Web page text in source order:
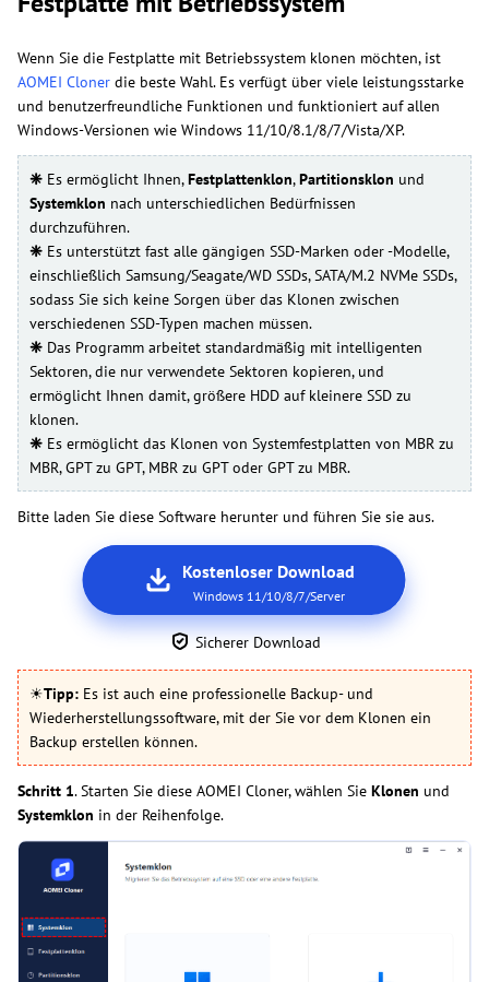
Wenn Sie die Festplatte mit Betriebssystem klonen möchten, ist
AOMEI Cloner die beste Wahl. Es verfügt über viele leistungsstarke
und benutzerfreundliche Funktionen und funktioniert auf allen
Windows-Versionen wie Windows 11/10/8.1/8/7/Vista/XP.
❈ Es ermöglicht Ihnen,Festplattenklon,Partitionsklon und
Systemklon nach unterschiedlichen Bedürfnissen
durchzuführen.
❈ Es unterstützt fast alle gängigen SSD-Marken oder -Modelle,
einschließlich Samsung/Seagate/WD SSDs, SATA/M.2 NVMe SSDs,
sodass Sie sich keine Sorgen über das Klonen zwischen
verschiedenen SSD-Typen machen müssen.
❈ Das Programm arbeitet standardmäßig mit intelligenten
Sektoren, die nur verwendete Sektoren kopieren, und
ermöglicht Ihnen damit, größere HDD auf kleinere SSD zu
klonen.
❈ Es ermöglicht das Klonen von Systemfestplatten von MBR zu
MBR, GPT zu GPT, MBR zu GPT oder GPT zu MBR.
Bitte laden Sie diese Software herunter und führen Sie sie aus.
Kostenloser Download
Windows 11/10/8/7/Server
Sicherer Download
☀Tipp: Es ist auch eine professionelle Backup- und
Wiederherstellungssoftware, mit der Sie vor dem Klonen ein
Backup erstellen können.
Schritt 1. Starten Sie diese AOMEI Cloner, wählen Sie Klonen und
Systemklon in der Reihenfolge.